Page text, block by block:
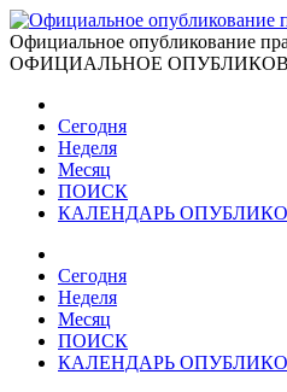
Официальное опубликование
ОФИЦИАЛЬНОЕ
Сегодня
Неделя
Месяц
ПОИСК
КАЛЕНДАРЬ
Сегодня
Неделя
Месяц
ПОИСК
КАЛЕНДАРЬ